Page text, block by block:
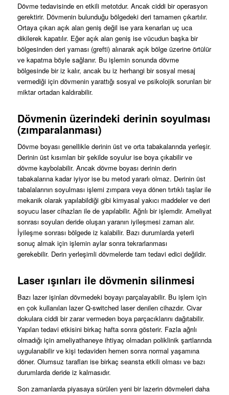
Dövme tedavisinde en etkili metotdur. Ancak ciddi bir operasyon
gerektirir. Dövmenin bulunduğu bölgedeki deri tamamen çıkartılır.
Ortaya çıkan açık alan geniş değil ise yara kenarları uç uca
dikilerek kapatılır. Eğer açık alan geniş ise vücudun başka bir
bölgesinden deri yaması (grefti) alınarak açık bölge üzerine örtülür
ve kapatma böyle sağlanır. Bu işlemin sonunda dövme
bölgesinde bir iz kalır, ancak bu iz herhangi bir sosyal mesaj
vermediği için dövmenin yarattığı sosyal ve psikolojik sorunları bir
miktar ortadan kaldırabilir.
Dövmenin üzerindeki derinin soyulması
(zımparalanması)
Dövme boyası genellikle derinin üst ve orta tabakalarında yerleşir.
Derinin üst kısımları bir şekilde soyulur ise boya çıkabilir ve
dövme kaybolabilir. Ancak dövme boyası derinin derin
tabakalarına kadar iyiyor ise bu metod yararlı olmaz. Derinin üst
tabalalarının soyulması işlemi zımpara veya dönen tırtıklı taşlar ile
mekanik olarak yapılabildiği gibi kimyasal yakıcı maddeler ve deri
soyucu laser cihazları ile de yapılabilir. Ağrılı bir işlemdir. Ameliyat
sonrası soyulan deride oluşan yaranın iyileşmesi zaman alır.
İyileşme sonrası bölgede iz kalabilir. Bazı durumlarda yeterli
sonuç almak için işlemin aylar sonra tekrarlanması
gerekebilir. Derin yerleşimli dövmelerde tam tedavi edici değildir.
Laser ışınları ile dövmenin silinmesi
Bazı lazer işinları dövmedeki boyayı parçalayabilir. Bu işlem için
en çok kullanılan lazer Q-switched laser denilen cihazdır. Civar
dokulara ciddi bir zarar vermeden boya parçacıklarını dağıtabilir.
Yapılan tedavi etkisini birkaç hafta sonra gösterir. Fazla ağrılı
olmadığı için ameliyathaneye ihtiyaç olmadan poliklinik şartlarında
uygulanabilir ve kişi tedaviden hemen sonra normal yaşamına
döner. Olumsuz tarafları ise birkaç seansta etkili olması ve bazı
durumlarda deride iz kalmasıdır.
Son zamanlarda piyasaya sürülen yeni bir lazerin dövmeleri daha